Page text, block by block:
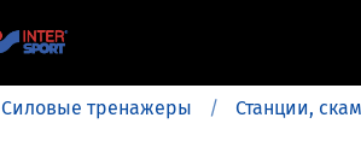
Силовые тренажеры Станции,